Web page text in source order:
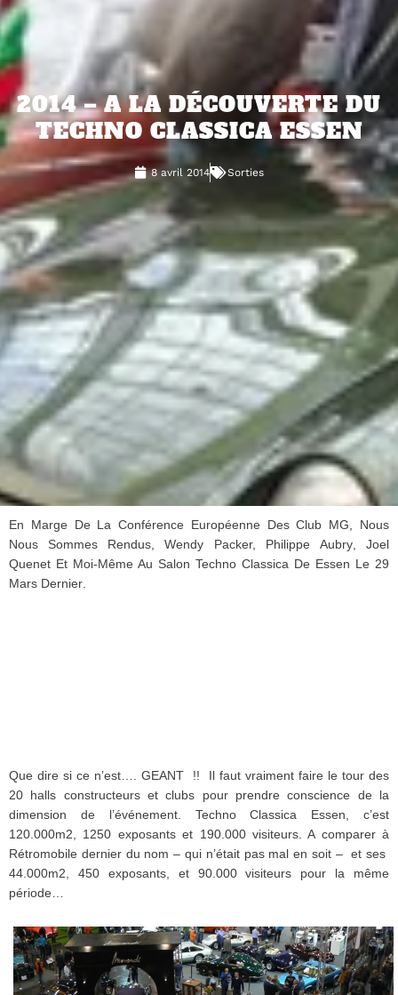
2014 – A LA DÉCOUVERTE DU
TECHNO CLASSICA ESSEN
8 avril 2014 Sorties
En MargeDe LaConférence EuropéenneDes Club MG, Nous
Nous
Sommes Rendus , Wendy Packer, Philippe Aubry, Joel
Quenet Et Moi-Même Au Salon Techno Classica De Essen Le 29
Mars Dernier
Que dire si ce n’est…. GEANT !! Il faut vraiment faire le tour des
20 halls constructeurs et clubs pour prendre conscience de la
dimension de l’événement. Techno Classica Essen, c’est
120.000m2, 1250 exposants et 190.000 visiteurs. A comparer à
Rétromobile dernier du nom – qui n’était pas mal en soit – et ses
44.000m2, 450 exposants, et 90.000 visiteurs pour la même
période…